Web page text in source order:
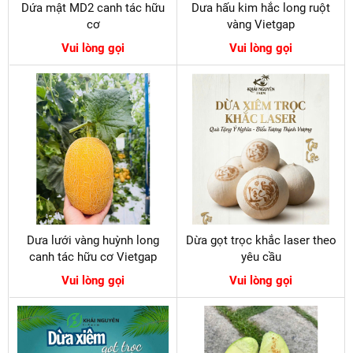
Dứa mật MD2 canh tác hữu
cơ
Vui lòng gọi
Dưa hấu kim hắc long ruột
vàng Vietgap
Vui lòng gọi
Dưa lưới vàng huỳnh long
canh tác hữu cơ Vietgap
Vui lòng gọi
Dừa gọt trọc khắc laser theo
yêu cầu
Vui lòng gọi